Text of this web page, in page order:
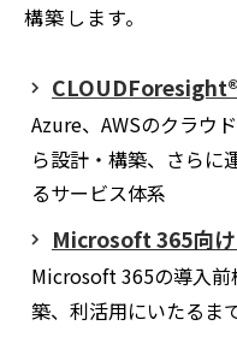
構築します。
CLOUDForesight®
Azure、AWSのクラウ
ら設計・構築、さらに
るサービス体系
Microsoft 365向
Microsoft 365の導入前
築、利活用にいたるま